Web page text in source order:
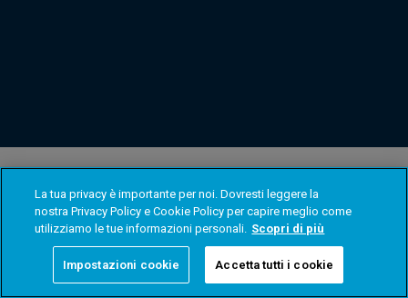
La tua privacy è importante per noi. Dovresti leggere la
nostra Privacy Policy e Cookie Policy per capire meglio come
utilizziamo le tue informazioni personali. Scopri di più
Impostazioni cookie Accetta tutti i cookie